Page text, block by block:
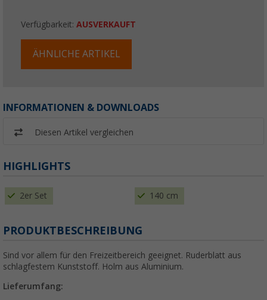
Verfügbarkeit: AUSVERKAUFT
ÄHNLICHE ARTIKEL
INFORMATIONEN & DOWNLOADS
Diesen Artikel vergleichen
HIGHLIGHTS
2er Set 140 cm
PRODUKTBESCHREIBUNG
Sind vor allem für den Freizeitbereich geeignet. Ruderblatt aus
schlagfestem Kunststoff. Holm aus Aluminium.
Lieferumfang: